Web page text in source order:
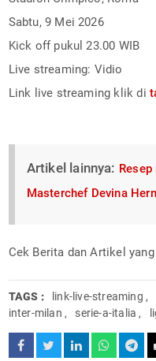
Sabtu, 9 Mei 2026
Kick off pukul 23.00 WIB
Live streaming: Vidio
Link live streaming klik di
Artikel lainnya:
Masterchef Devina
Cek Berita dan Artikel
TAGS : link-live-streaming ,
inter-milan , serie-a-italia ,